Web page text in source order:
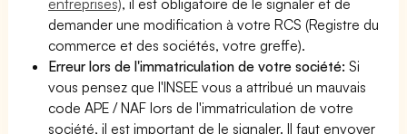
demander une modification à votre RCS (Registre du
commerce et des sociétés, votre greffe).
Erreur lors de l'immatriculation de votre société:Si
vous pensez que l'INSEE vous a attribué un mauvais
code APE / NAF lors de l'immatriculation de votre
société, il est important de le signaler. Il faut envoyer